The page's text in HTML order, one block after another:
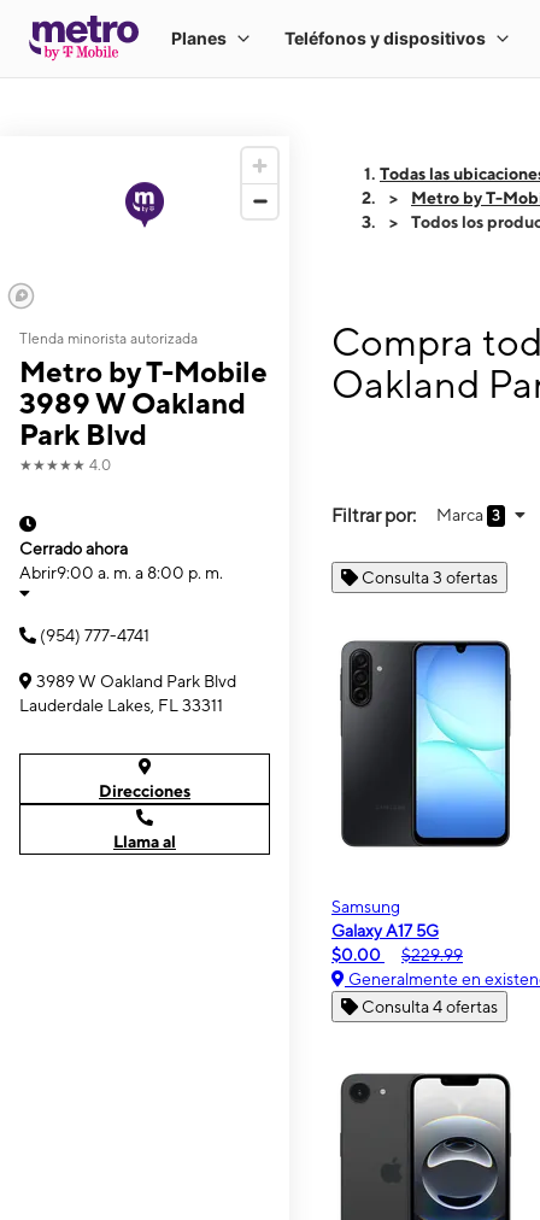
TIenda minorista autorizada
Metro by T-Mobile
3989 W Oakland
Park Blvd
★★★★★ 4.0
Cerrado ahora
Abrir9:00 a. m. a 8:00 p. m.
(954) 777-4741
3989 W Oakland Park Blvd
Lauderdale Lakes, FL 33311
Direcciones
Llama al
Todas las
Metro by T-
Todos los
Compra
Oakland
Filtrar por: Marca 3
Consulta 3 ofertas
Samsung
Galaxy A17 5G
$0.00
$229.99
Generalmente en
Consulta 4 ofertas